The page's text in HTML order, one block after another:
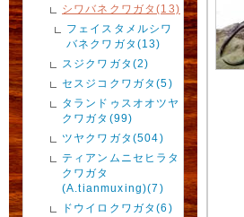
シワバネクワガタ(13)
フェイスタメルシワ
バネクワガタ(13)
スジクワガタ(2)
セスジコクワガタ(5)
タランドゥスオオツヤ
クワガタ(99)
ツヤクワガタ(504)
ティアンムニセヒラタ
クワガタ
(A.tianmuxing)(7)
ドウイロクワガタ(6)